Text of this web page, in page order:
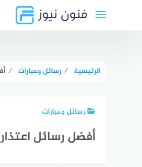
الرئيسية ⁄ رسائل وعبارات ⁄
رسائل وعبارات
أفضل رسائل